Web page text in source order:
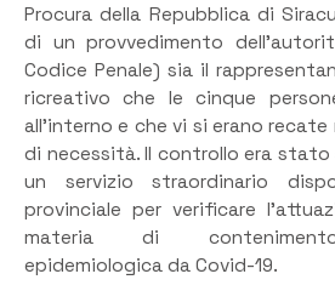
Procura della Repubblica di
di un provvedimento
Codice Penale) sia il
ricreativo che le cinque
all’interno e che vi si erano
di necessità. Il controllo era stato
un servizio straordinario
provinciale per verificare
materia di contenimento
epidemiologica da Covid-19.